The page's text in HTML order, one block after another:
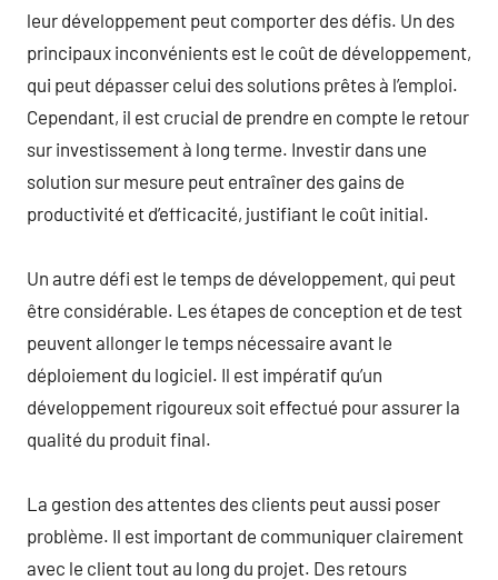
leur développement peut comporter des défis. Un des
principaux inconvénients est le coût de développement,
qui peut dépasser celui des solutions prêtes à l’emploi.
Cependant, il est crucial de prendre en compte le retour
sur investissement à long terme. Investir dans une
solution sur mesure peut entraîner des gains de
productivité et d’efficacité, justifiant le coût initial.
Un autre défi est le temps de développement, qui peut
être considérable. Les étapes de conception et de test
peuvent allonger le temps nécessaire avant le
déploiement du logiciel. Il est impératif qu’un
développement rigoureux soit effectué pour assurer la
qualité du produit final.
La gestion des attentes des clients peut aussi poser
problème. Il est important de communiquer clairement
avec le client tout au long du projet. Des retours